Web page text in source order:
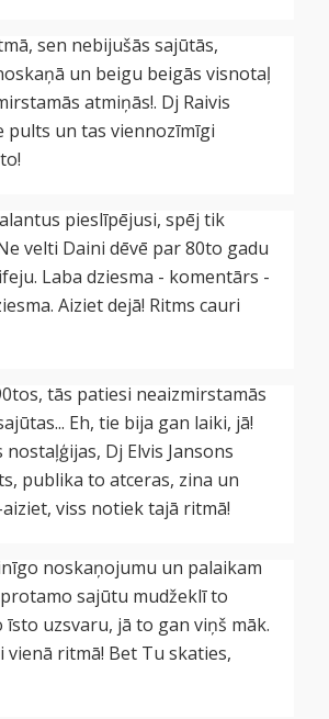
sen nebijušās sajūtās,
un beigu beigās visnotaļ
atmiņās!. Dj Raivis
pults un tas viennozīmīgi
2024 Talsi. Dj
Party
atkal kā toreiz!
pieslīpējusi, spēj tik
velti Daini dēvē par 80to gadu
Laba dziesma - komentārs -
Aiziet dejā! Ritms cauri
2024 Talsi. Dj
Kad mūzika
tās patiesi neaizmirstamās
Eh, tie bija gan laiki, jā!
nostaļģijas, Dj Elvis Jansons
publika to atceras, zina un
viss notiek tajā ritmā!
2024 Talsi. Dj
– Starp
motoriem,
publiku uzrunāt Gints Škodovs
noskaņojumu un palaikam
sajūtu mudžeklī to
uzsvaru, jā to gan viņš māk.
vienā ritmā! Bet Tu skaties,
2024 Talsi. Tā
2024 Talsi. Dj